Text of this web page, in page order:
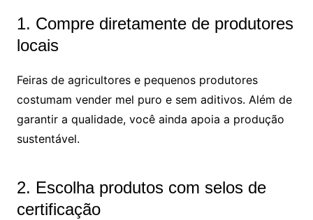
1. Compre diretamente de produtores
locais
Feiras de agricultores e pequenos produtores
costumam vender mel puro e sem aditivos. Além de
garantir a qualidade, você ainda apoia a produção
sustentável.
2. Escolha produtos com selos de
certificação